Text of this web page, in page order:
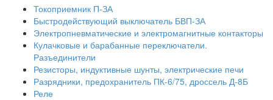
Токоприемник П-ЗА
Быстродействующий выключатель БВП-ЗА
Электропневматические и электромагнитные контакторы
Кулачковые и барабанные переключатели.
Разъединители
Резисторы, индуктивные шунты, электрические печи
Разрядники, предохранитель ПК-6/75, дроссель Д-8Б
Реле